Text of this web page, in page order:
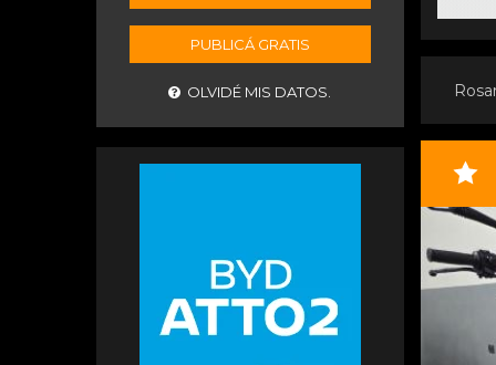
PUBLICÁ GRATIS
OLVIDÉ MIS DATOS.